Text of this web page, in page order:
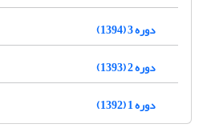
دوره 3 (1394)
دوره 2 (1393)
دوره 1 (1392)